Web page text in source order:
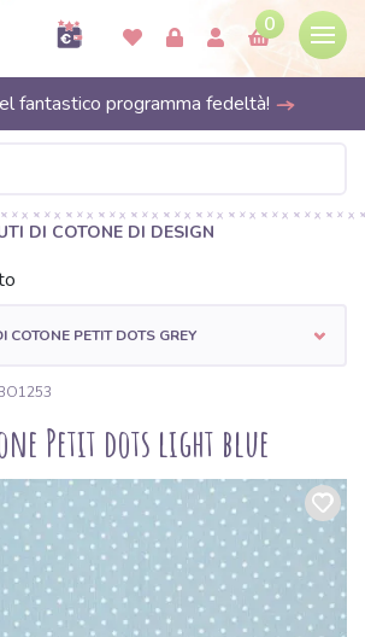
0
fantastico programma fedeltà!
DI COTONE DI DESIGN
COTONE PETIT DOTS GREY
Petit dots light blue